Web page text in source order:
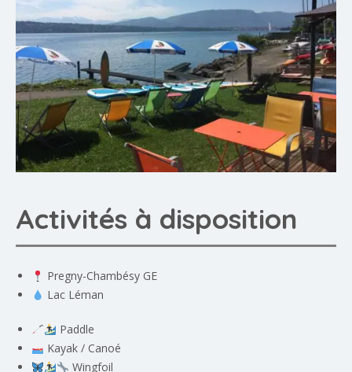
Activités à disposition
Pregny-Chambésy GE
Lac Léman
Paddle
Kayak / Canoé
Wingfoil